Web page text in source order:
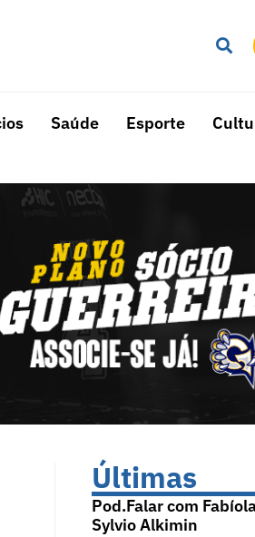
Saúde Esporte
Últimas
Pod.Falar com
Sylvio Alkimin